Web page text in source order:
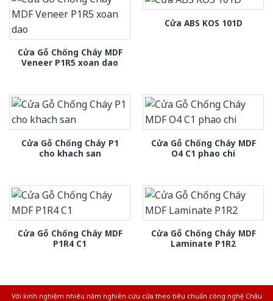
Cửa Gỗ Chống Cháy MDF
Veneer P1R5 xoan dao
Cửa ABS KOS 101D
Cửa Gỗ Chống Cháy P1
cho khach san
Cửa Gỗ Chống Cháy MDF
O4 C1 phao chi
Cửa Gỗ Chống Cháy MDF
P1R4 C1
Cửa Gỗ Chống Cháy MDF
Laminate P1R2
Với kinh nghiệm nhiêu năm nghiên cứu cửa theo tiêu chuẩn công nghệ Châu